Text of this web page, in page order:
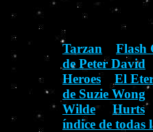
Tarzan Flash
de Peter David
Heroes
El
de Suzie Wong
Wilde
Hurts
índice de todas